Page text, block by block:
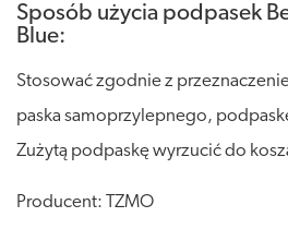
Sposób użycia podpasek
Blue:
Stosować zgodnie z
paska samoprzylepnego,
Zużytą podpaskę wyrzucić do
Producent: TZMO